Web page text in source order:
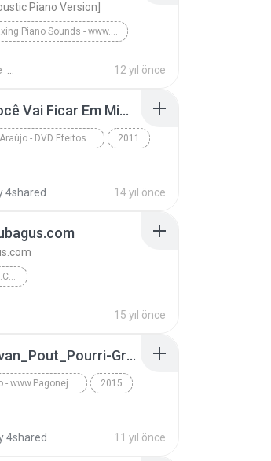
Piano Version]
Relaxing Piano Sounds - www.SapoMusicas.org
Heroes (We Could Be) [Acoustic Piano Version]
12 yıl önce
Cristiano Araújo - Você Vai Ficar Em Mim.mp3
Cristiano Araújo - DVD Efeitos | www.sosertanejo10.com 2011
4shared 14 yıl önce
#GENRE WWW.LAGUBAGUS.COM
#Cinta Kita www.lagubagus.com
#Amy Search ft. Inka Christy www.lagubagus.com
15 yıl önce
21-Tim_Maia_e_Djavan_Pout_Pourri-Grupo_Obsessão_Ao_Vivo_Lapa_40_Graus_2015.mp3
A Voz do Povo - www.PagonejaTOP.blogspot.com 2015
4shared 11 yıl önce